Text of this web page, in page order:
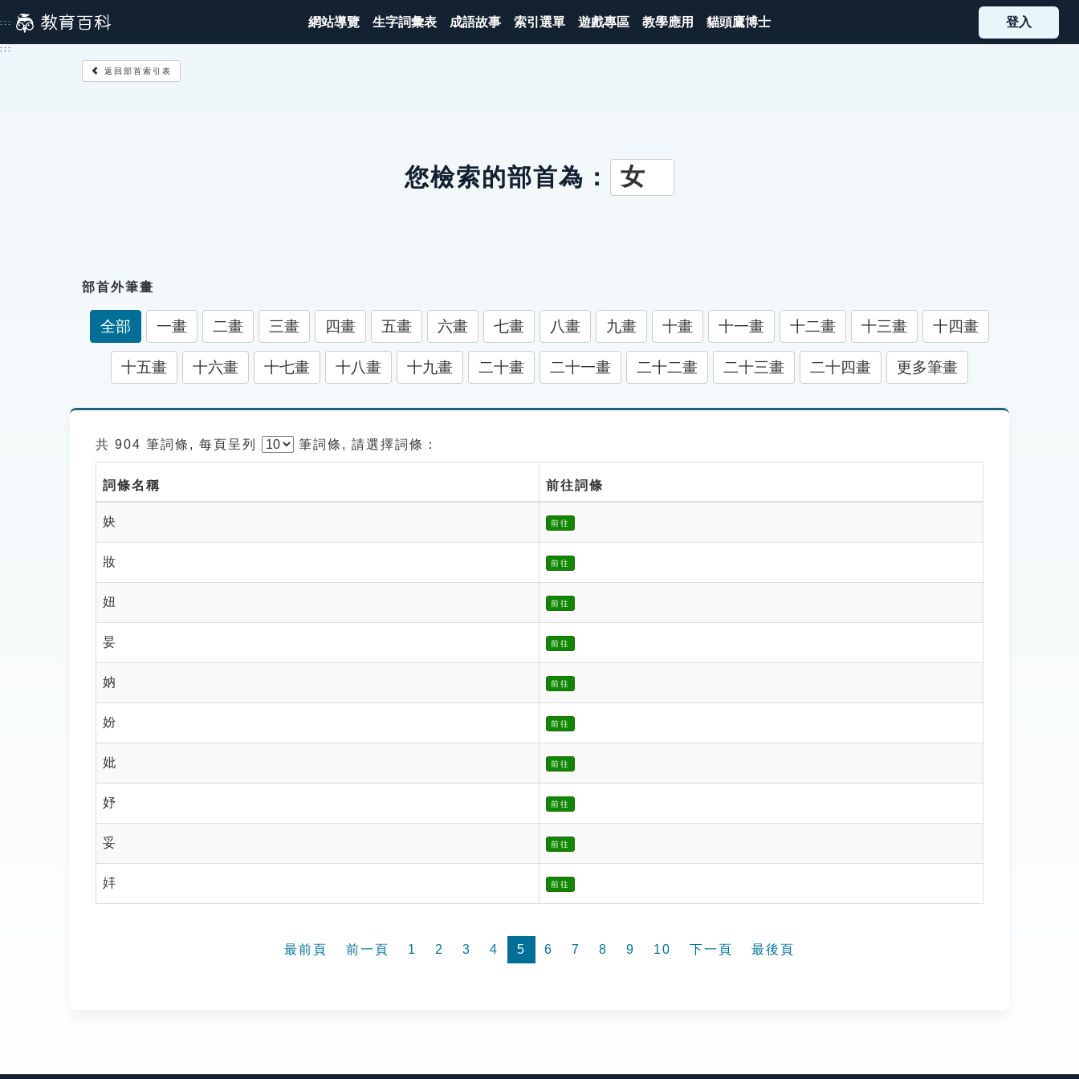
到
主
::: 網站導覽 生字詞彙表 成語故事 索引選單 遊戲專區 教學應用 貓頭鷹博士 登入
:::
返回部首索引表
您檢索的部首為： 女
部首外筆畫
全部 一畫 二畫 三畫 四畫 五畫 六畫 七畫 八畫 九畫 十畫 十一畫 十二畫 十三畫 十四畫
十五畫 十六畫 十七畫 十八畫 十九畫 二十畫 二十一畫 二十二畫 二十三畫 二十四畫 更多筆畫
共 904 筆詞條, 每頁呈列 筆詞條, 請選擇詞條：
詞條名稱 前往詞條
妜 前往
妝 前往
妞 前往
妟 前往
妠 前往
妢 前往
妣 前往
妤 前往
妥 前往
妦 前往
最前頁 前一頁 1 2 3 4 5 6 7 8 9 10 下一頁 最後頁